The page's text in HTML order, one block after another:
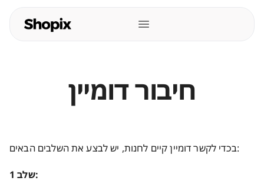
חיבור דומיין
בכדי לקשר דומיין קיים לחנות, יש לבצע את השלבים הבאים:
שלב 1: